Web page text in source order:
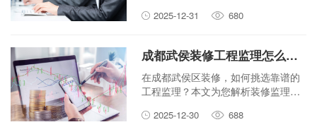
竞争中成功脱颖而出。文章强调了策
2025-12-31 680
成都武侯装修工程监理怎么选？兴汇达专业服务帮你避坑！
在成都武侯区装修，如何挑选靠谱的
工程监理？本文为您解析装修监理的
务帮您规避装修风险，确保工程质
2025-12-30 688